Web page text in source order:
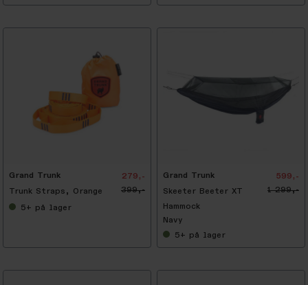
Grand Trunk
Trunk Straps, Orange
279,-
399,-
5+ på lager
Grand Trunk
Skeeter Beeter XT
Hammock
599,-
1 299,-
Navy
5+ på lager